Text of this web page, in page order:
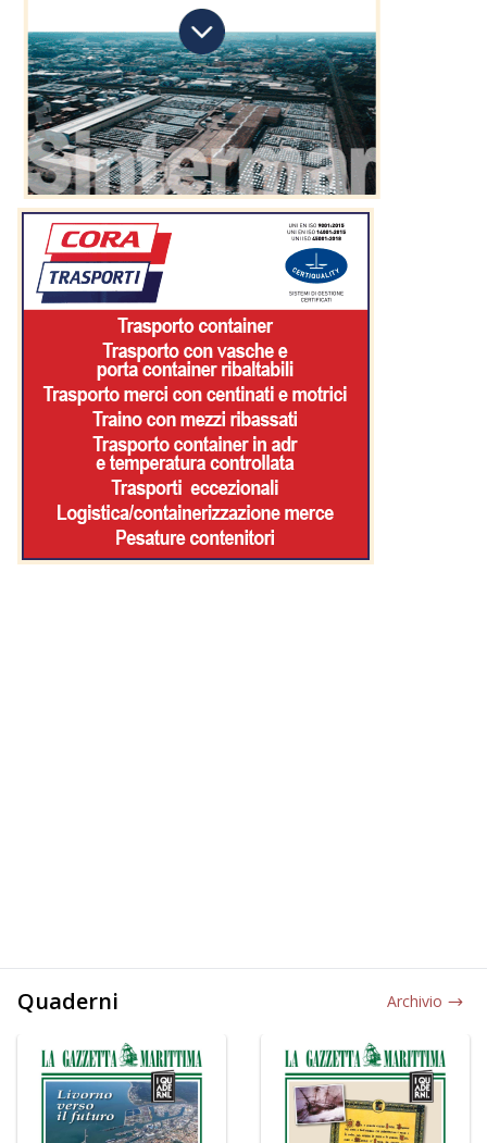
Quaderni Archivio